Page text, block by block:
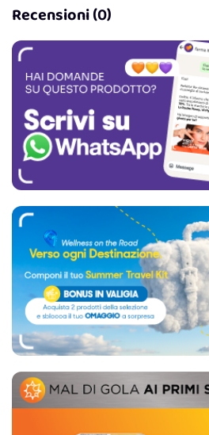
Recensioni (0)